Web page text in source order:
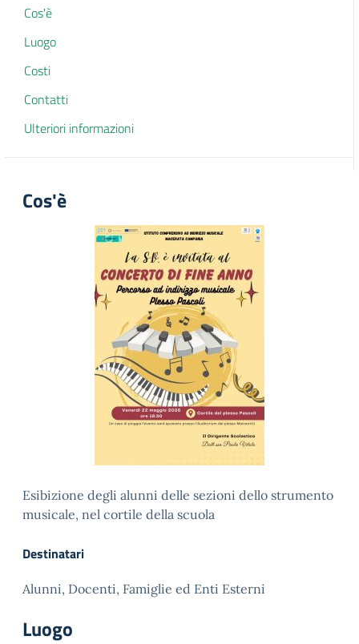
Cos'è
Luogo
Costi
Contatti
Ulteriori informazioni
Cos'è
Esibizione degli alunni delle sezioni dello strumento
musicale, nel cortile della scuola
Destinatari
Alunni, Docenti, Famiglie ed Enti Esterni
Luogo